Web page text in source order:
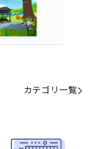
カテゴリ一覧